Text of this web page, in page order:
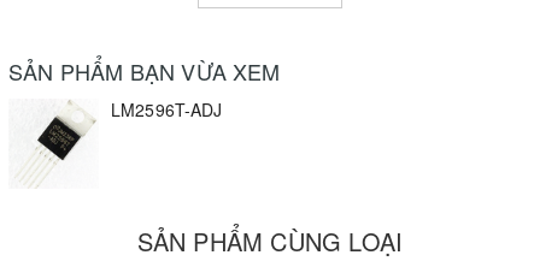
SẢN PHẨM BẠN VỪA XEM
LM2596T-ADJ
SẢN PHẨM CÙNG LOẠI